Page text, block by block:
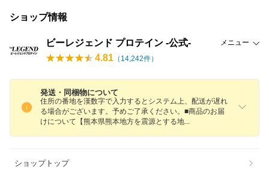
ショップ情報
ビーレジェンド プロテイン -公式- メニュー
4.81 （ 14,242件）
発送・同梱物について
住所の番地を漢数字で入力するとシステム上、配送が遅れ
る場合がございます。予めご了承ください。■商品のお届
けについて【熊本県熊本地方を震源とする地
ショップトップ